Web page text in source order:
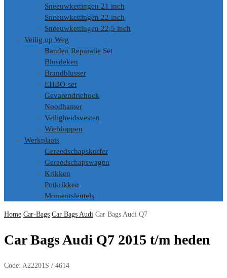
Sneeuwkettingen 21 inch
Sneeuwkettingen 22 inch
Sneeuwkettingen 22,5 inch
Veilig op Weg
Banden Reparatie Set
Blusdeken
Brandblusser
EHBO-set
Gevarendriehoek
Noodhamer
Veiligheidsvesten
Wieldoppen
Werkplaats
Gereedschapskoffer
Gereedschapswagen
Krikken
Potkrikken
Momentsleutels
Home Car-Bags Car Bags Audi Car Bags Audi Q7
Car Bags Audi Q7 2015 t/m heden
Code: A22201S / 4614